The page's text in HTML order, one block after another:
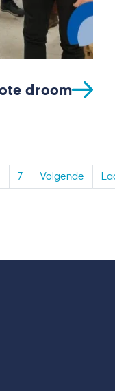
droom
7 Volgende